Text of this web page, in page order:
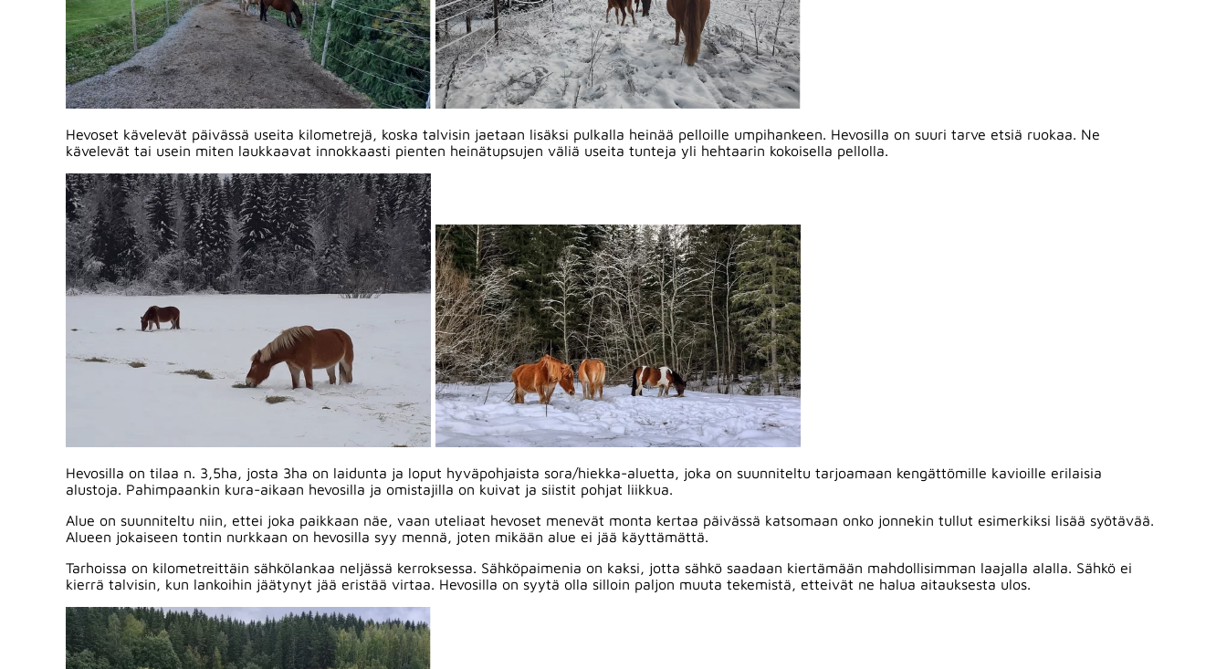
Hevoset kävelevät päivässä useita kilometrejä, koska talvisin jaetaan lisäksi pulkalla heinää pelloille umpihankeen. Hevosilla on suuri tarve etsiä ruokaa. Ne
kävelevät tai usein miten laukkaavat innokkaasti pienten heinätupsujen väliä useita tunteja yli hehtaarin kokoisella pellolla.
Hevosilla on tilaa n. 3,5ha, josta 3ha on laidunta ja loput hyväpohjaista sora/hiekka-aluetta, joka on suunniteltu tarjoamaan kengättömille kavioille erilaisia
alustoja. Pahimpaankin kura-aikaan hevosilla ja omistajilla on kuivat ja siistit pohjat liikkua.
Alue on suunniteltu niin, ettei joka paikkaan näe, vaan uteliaat hevoset menevät monta kertaa päivässä katsomaan onko jonnekin tullut esimerkiksi lisää syötävää.
Alueen jokaiseen tontin nurkkaan on hevosilla syy mennä, joten mikään alue ei jää käyttämättä.
Tarhoissa on kilometreittäin sähkölankaa neljässä kerroksessa. Sähköpaimenia on kaksi, jotta sähkö saadaan kiertämään mahdollisimman laajalla alalla. Sähkö ei
kierrä talvisin, kun lankoihin jäätynyt jää eristää virtaa. Hevosilla on syytä olla silloin paljon muuta tekemistä, etteivät ne halua aitauksesta ulos.